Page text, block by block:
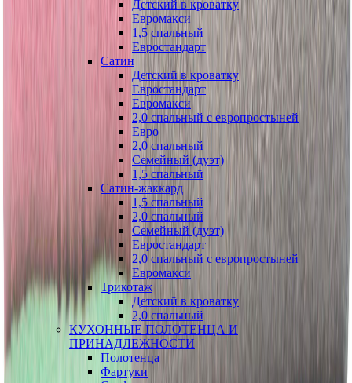
Детский в кроватку
Евромакси
1,5 спальный
Евростандарт
Сатин
Детский в кроватку
Евростандарт
Евромакси
2,0 спальный с европростыней
Евро
2,0 спальный
Семейный (дуэт)
1,5 спальный
Сатин-жаккард
1,5 спальный
2,0 спальный
Семейный (дуэт)
Евростандарт
2,0 спальный с европростыней
Евромакси
Трикотаж
Детский в кроватку
2,0 спальный
КУХОННЫЕ ПОЛОТЕНЦА И
ПРИНАДЛЕЖНОСТИ
Полотенца
Фартуки